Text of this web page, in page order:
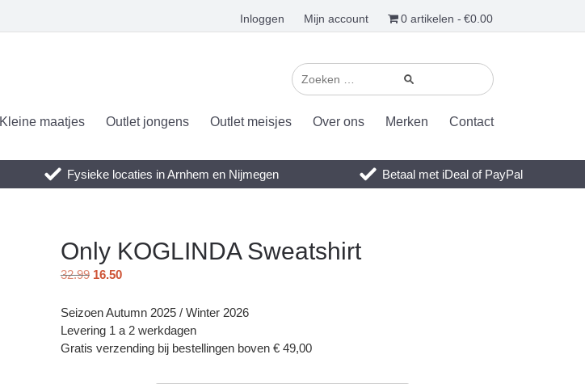
Inloggen Mijn account 0 artikelen €0.00
Kleine maatjes Outlet jongens Outlet meisjes Over ons Merken Contact
Fysieke locaties in Arnhem en Nijmegen Betaal met iDeal of PayPal
Only KOGLINDA Sweatshirt
32.99 16.50
Seizoen Autumn 2025 / Winter 2026
Levering 1 a 2 werkdagen
Gratis verzending bij bestellingen boven € 49,00